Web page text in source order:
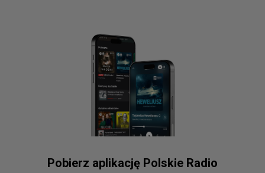
Pobierz aplikację Polskie Radio